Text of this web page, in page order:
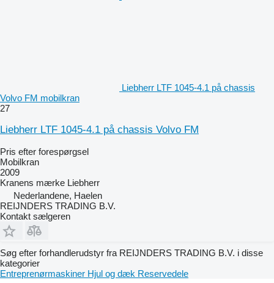
Liebherr LTF 1045-4.1 på chassis
Volvo FM mobilkran
27
Liebherr LTF 1045-4.1 på chassis Volvo FM
Pris efter forespørgsel
Mobilkran
2009
Kranens mærke Liebherr
Nederlandene, Haelen
REIJNDERS TRADING B.V.
Kontakt sælgeren
Søg efter forhandlerudstyr fra REIJNDERS TRADING B.V. i disse
kategorier
Entreprenørmaskiner Hjul og dæk Reservedele